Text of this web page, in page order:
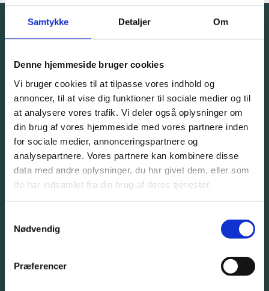
Samtykke Detaljer Om
Denne hjemmeside bruger cookies
Vi bruger cookies til at tilpasse vores indhold og
annoncer, til at vise dig funktioner til sociale medier og til
at analysere vores trafik. Vi deler også oplysninger om
din brug af vores hjemmeside med vores partnere inden
for sociale medier, annonceringspartnere og
analysepartnere. Vores partnere kan kombinere disse
data med andre oplysninger, du har givet dem, eller som
de har indsamlet fra din brug af deres tjenester.
Nødvendig
Præferencer
uforpligtende.
Giv os et kald eller bliv kontaktet af os
32 57 82 50
info@bangbeen.dk